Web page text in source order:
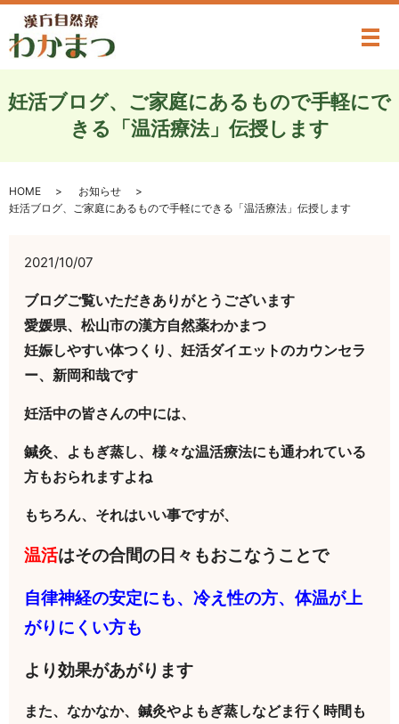
メ
妊活ブログ、ご家庭にあるもので手軽にで
きる「温活療法」伝授します
HOME
お知らせ
妊活ブログ、ご家庭にあるもので手軽にできる「温活療法」伝授します
2021/10/07
ブログご覧いただきありがとうございます
愛媛県、松山市の漢方自然薬わかまつ
妊娠しやすい体つくり、妊活ダイエットのカウンセラ
ー、新岡和哉です
妊活中の皆さんの中には、
鍼灸、よもぎ蒸し、様々な温活療法にも通われている
方もおられますよね
もちろん、それはいい事ですが、
温活はその合間の日々もおこなうことで
自律神経の安定にも、冷え性の方、体温が上
がりにくい方も
より効果があがります
また、なかなか、鍼灸やよもぎ蒸しなどま行く時間も